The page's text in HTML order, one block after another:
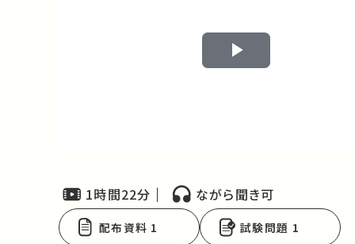
Play
1時間22分 ながら聞き可
配布資料 1 試験問題 1